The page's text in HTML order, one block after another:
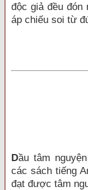
độc giả đều đón
áp chiếu soi từ
Dầu tâm
các sách tiếng
đạt được tâm